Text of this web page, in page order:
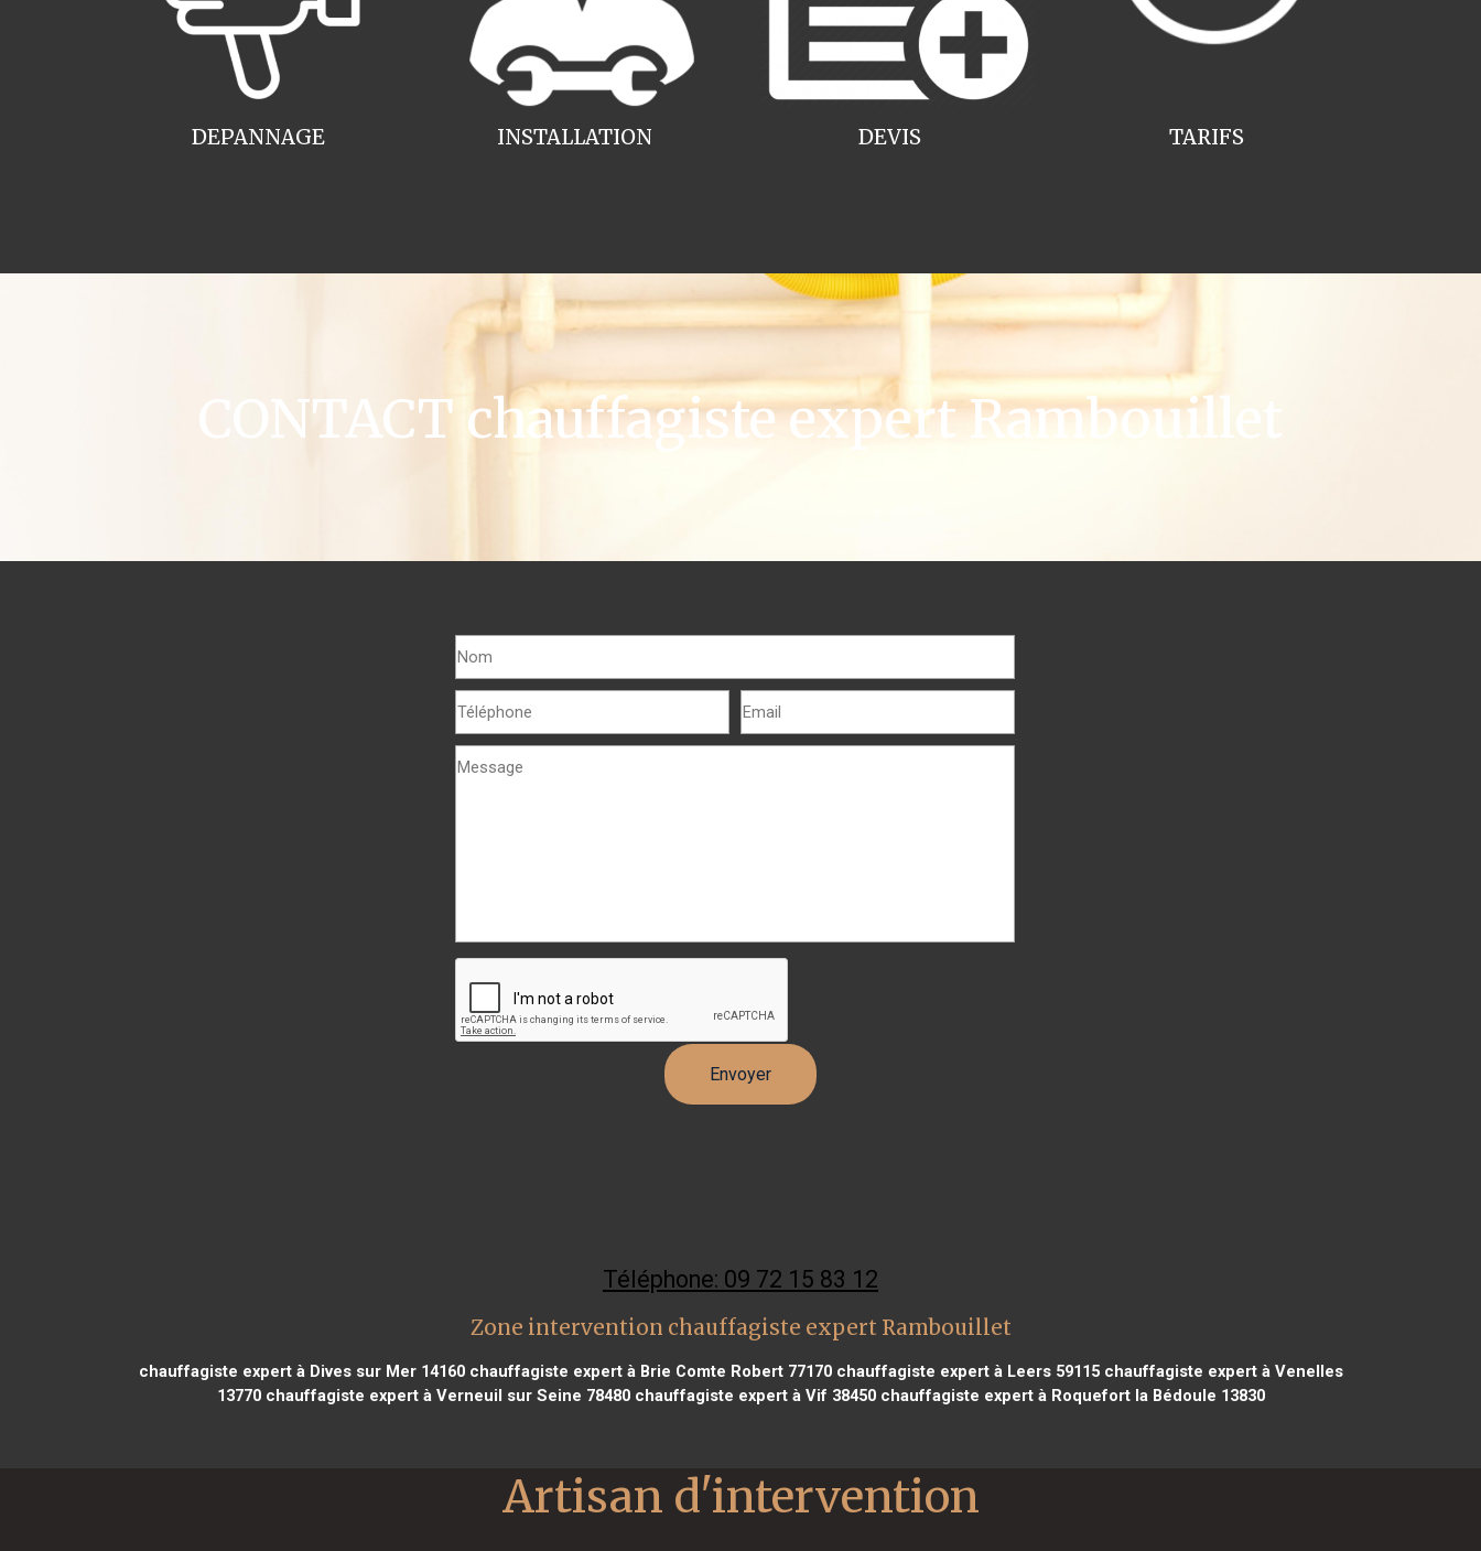
INSTALLATION
DEPANNAGE TARIFS
DEVIS
CONTACT chauffagiste expert Rambouillet
Téléphone: 09 72 15 83 12
Zone intervention chauffagiste expert Rambouillet
chauffagiste expert à Dives sur Mer 14160chauffagiste expert à Brie Comte Robert 77170chauffagiste expert à Leers 59115chauffagiste expert à Venelles
13770chauffagiste expert à Verneuil sur Seine 78480chauffagiste expert à Vif 38450chauffagiste expert à Roquefort la Bédoule 13830
Artisan d'intervention